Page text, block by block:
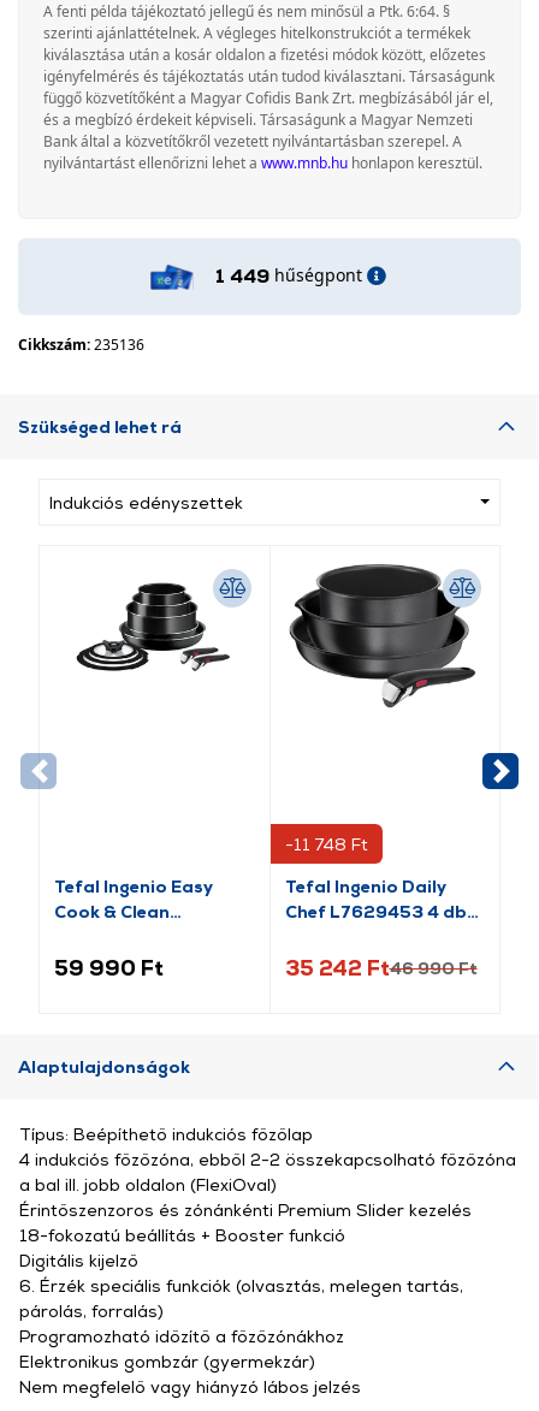
A fenti példa tájékoztató jellegű és nem minősül a Ptk. 6:64. §
szerinti ajánlattételnek. A végleges hitelkonstrukciót a termékek
kiválasztása után a kosár oldalon a fizetési módok között, előzetes
igényfelmérés és tájékoztatás után tudod kiválasztani. Társaságunk
függő közvetítőként a Magyar Cofidis Bank Zrt. megbízásából jár el,
és a megbízó érdekeit képviseli. Társaságunk a Magyar Nemzeti
Bank által a közvetítőkről vezetett nyilvántartásban szerepel. A
nyilvántartást ellenőrizni lehet a www.mnb.hu honlapon keresztül.
1 449 hűségpont
Cikkszám:235136
Szükséged lehet rá
Indukciós edényszettek
Tefal Ingenio Easy
Cook & Clean
edényszett
59 990 Ft
-11 748 Ft
Tefal Ingenio Daily
Chef L7629453 4 db-
35 242 Ft46 990 Ft
Alaptulajdonságok
Típus: Beépíthető indukciós főzőlap
4 indukciós főzőzóna, ebből 2-2 összekapcsolható főzőzóna
a bal ill. jobb oldalon (FlexiOval)
Érintőszenzoros és zónánkénti Premium Slider kezelés
18-fokozatú beállítás + Booster funkció
Digitális kijelző
6. Érzék speciális funkciók (olvasztás, melegen tartás,
párolás, forralás)
Programozható időzítő a főzőzónákhoz
Elektronikus gombzár (gyermekzár)
Nem megfelelő vagy hiányzó lábos jelzés